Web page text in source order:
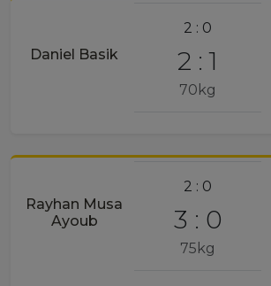
Daniel Basik
2 : 0
2 : 1
70kg
Rayhan Musa
Ayoub
2 : 0
3 : 0
75kg